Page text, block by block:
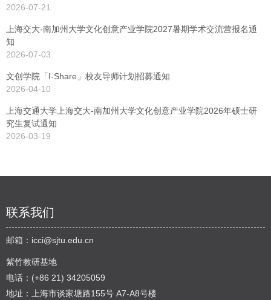
2026-07-21
上海交大-南加州大学文化创意产业学院2027暑期学术交流营报名通
知
2026-07-03
文创学院「I-Share」校友导师计划招募通知
2026-04-10
上海交通大学上海交大-南加州大学文化创意产业学院2026年硕士研
究生复试通知
2026-03-19
联系我们
邮箱： icci@sjtu.edu.cn
紫竹教研基地
电话：(+86 21) 34205059
地址：上海市谈家塘路155号 A7-A8号楼